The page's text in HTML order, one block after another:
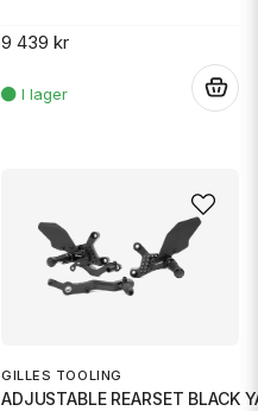
9 439 kr
GILLES TOOLING
ADJUSTABLE REARSET BLACK